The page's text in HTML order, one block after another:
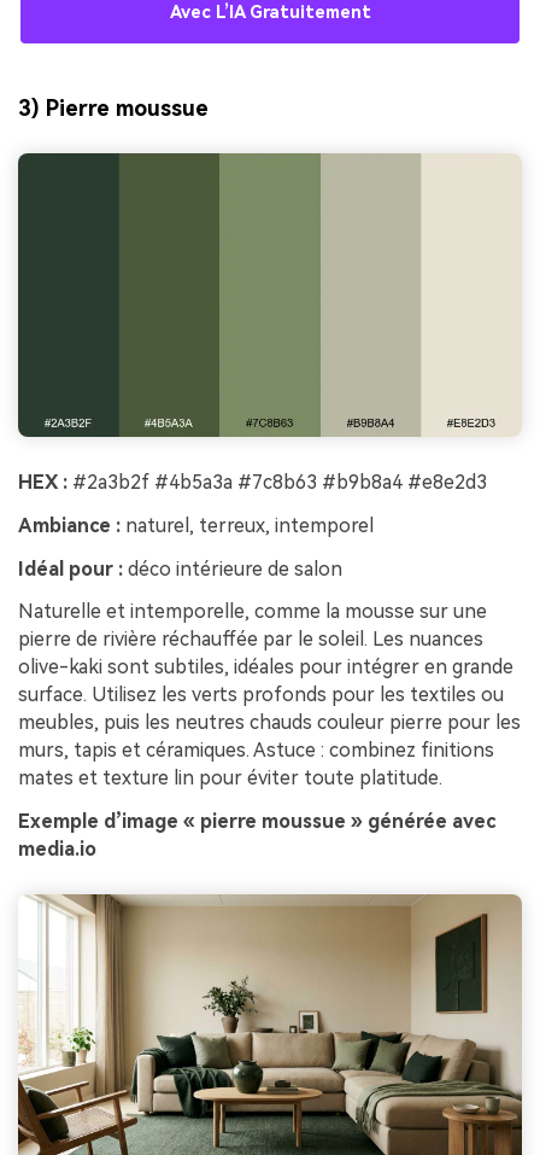
Avec L’IA Gratuitement
3) Pierre moussue
HEX : #2a3b2f #4b5a3a #7c8b63 #b9b8a4 #e8e2d3
Ambiance : naturel, terreux, intemporel
Idéal pour : déco intérieure de salon
Naturelle et intemporelle, comme la mousse sur une
pierre de rivière réchauffée par le soleil. Les nuances
olive-kaki sont subtiles, idéales pour intégrer en grande
surface. Utilisez les verts profonds pour les textiles ou
meubles, puis les neutres chauds couleur pierre pour les
murs, tapis et céramiques. Astuce : combinez finitions
mates et texture lin pour éviter toute platitude.
Exemple d’image « pierre moussue » générée avec
media.io